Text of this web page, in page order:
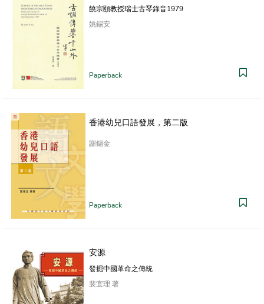
饒宗頤教授瑞士古琴錄音1979
姚錫安
Paperback
香港幼兒口語發展，第二版
謝錫金
Paperback
安源
發掘中國革命之傳統
裴宜理 著